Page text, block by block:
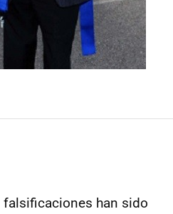
falsificaciones han sido